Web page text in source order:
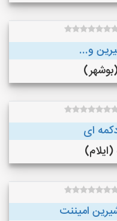
و...
ای
امیننت